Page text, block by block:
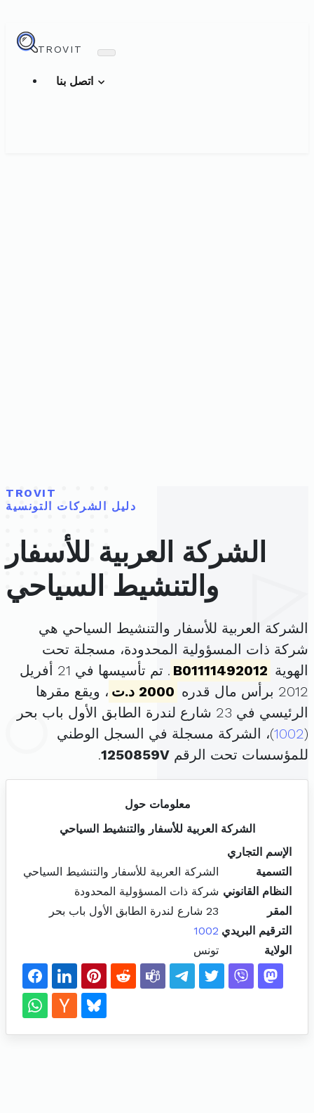
TROVIT
TROVIT
دليل الشركات التونسية
الشركة العربية للأسفار
والتنشيط السياحي
الشركة العربية للأسفار والتنشيط السياحي هي
شركة ذات المسؤولية المحدودة، مسجلة تحت
الهوية B01111492012
. تم تأسيسها في 21 أفريل
2012 برأس مال قدره
2000 د.ت
، ويقع مقرها
الرئيسي في 23 شارع لندرة الطابق الأول باب بحر
(
1002)، الشركة مسجلة في السجل الوطني
للمؤسسات تحت الرقم 1250859V
.
معلومات حول
الشركة العربية للأسفار والتنشيط السياحي
الإسم التجاري
التسمية
الشركة العربية للأسفار والتنشيط السياحي
النظام القانوني شركة ذات المسؤولية المحدودة
المقر
23 شارع لندرة الطابق الأول باب بحر
الترقيم البريدي 1002
الولاية
تونس